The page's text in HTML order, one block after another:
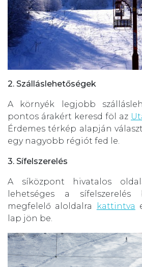
2. Szálláslehetőségek
A környék legjobb
pontos árakért keresd föl az
Érdemes térkép alapján
egy nagyobb régiót fed le.
3. Sífelszerelés
A síközpont hivatalos
lehetséges a
megfelelő aloldalra
kattintva
lap jön be.